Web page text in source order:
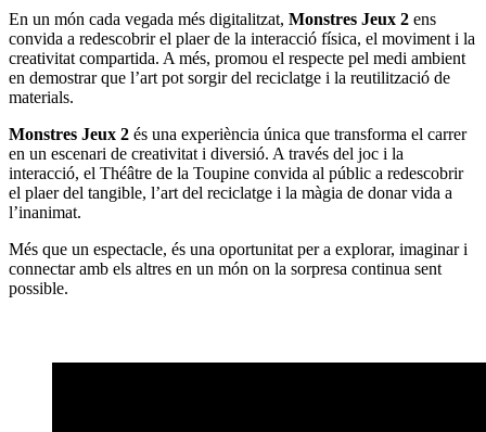
En un món cada vegada més digitalitzat, Monstres Jeux 2 ens
convida a redescobrir el plaer de la interacció física, el moviment i la
creativitat compartida. A més, promou el respecte pel medi ambient
en demostrar que l’art pot sorgir del reciclatge i la reutilització de
materials.
Monstres Jeux 2 és una experiència única que transforma el carrer
en un escenari de creativitat i diversió. A través del joc i la
interacció, el Théâtre de la Toupine convida al públic a redescobrir
el plaer del tangible, l’art del reciclatge i la màgia de donar vida a
l’inanimat.
Més que un espectacle, és una oportunitat per a explorar, imaginar i
connectar amb els altres en un món on la sorpresa continua sent
possible.